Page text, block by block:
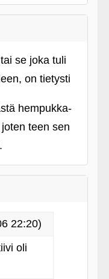
se joka tuli
on tietysti
hempukka-
teen sen
22:20)
oli